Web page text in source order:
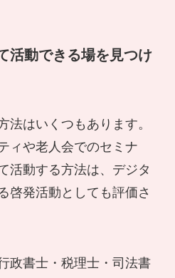
活動できる場を見つけ
法はいくつもあります。
ィや老人会でのセミナ
活動する方法は、デジタ
啓発活動としても評価さ
政書士・税理士・司法書